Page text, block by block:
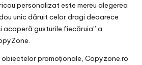
personalizat este mereu alegerea
unic dăruit celor dragi deoarece
acoperă gusturile fiecăruia” a
promoționale, Copyzone.ro